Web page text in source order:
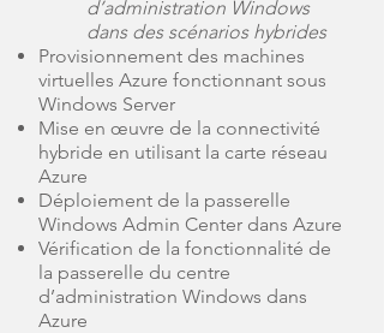
d’administration Windows
dans des scénarios hybrides
Provisionnement des machines
virtuelles Azure fonctionnant sous
Windows Server
Mise en œuvre de la connectivité
hybride en utilisant la carte réseau
Azure
Déploiement de la passerelle
Windows Admin Center dans Azure
Vérification de la fonctionnalité de
la passerelle du centre
d’administration Windows dans
Azure